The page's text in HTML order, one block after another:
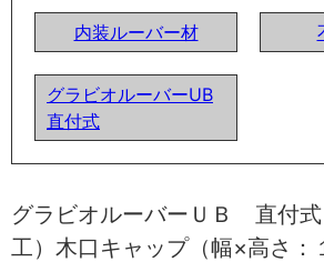
内装ルーバー材
グラビオルーバーUB
直付式
グラビオルーバーＵＢ 直付
工）木口キャップ（幅×高さ：